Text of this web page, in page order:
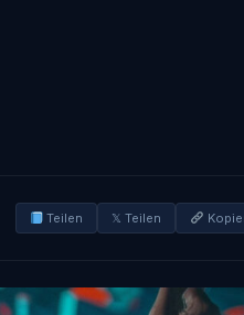
Teilen 𝕏 Teilen